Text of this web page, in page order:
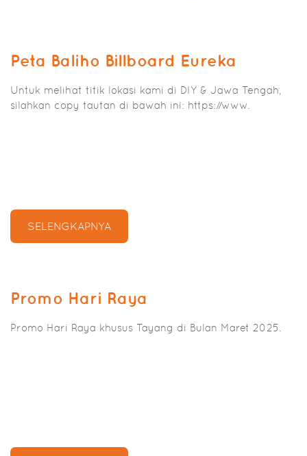
Peta Baliho Billboard Eureka
Untuk melihat titik lokasi kami di DIY & Jawa Tengah,
silahkan copy tautan di bawah ini: https://www.
SELENGKAPNYA
Promo Hari Raya
Promo Hari Raya khusus Tayang di Bulan Maret 2025.